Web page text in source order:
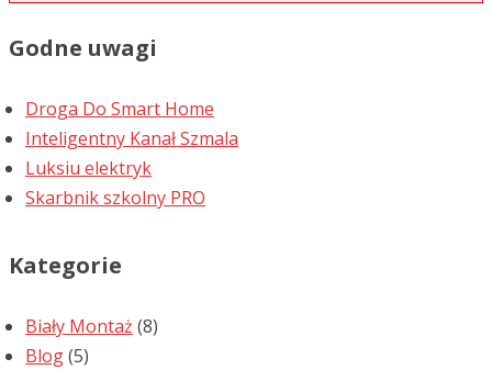
Godne uwagi
Droga Do Smart Home
Inteligentny Kanał Szmala
Luksiu elektryk
Skarbnik szkolny PRO
Kategorie
Biały Montaż (8)
Blog(5)